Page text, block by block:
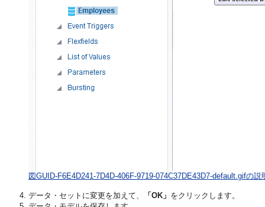
図GUID-F6E4D241-7D4D-406F-9719-074C37DE43D7-default.gifの説
データ・セットに変更を加えて、 「OK」 をクリックします。